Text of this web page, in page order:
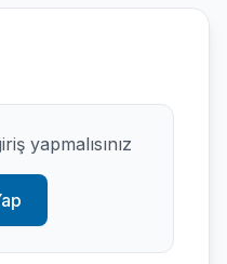
yapmalısınız